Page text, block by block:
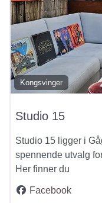
Kongsvinger
Studio 15
Studio 15 ligger i
spennende utvalg
Her finner du
Facebook